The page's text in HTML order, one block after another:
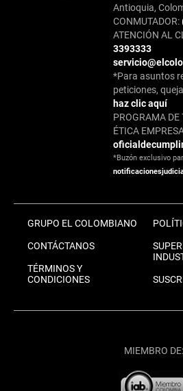
Antioquia,
CONMUTADOR:
ATENCIÓN AL
3393333
*Para asuntos
peticiones,
haz clic aquí
PROGRAMA DE
ÉTICA
*Buzón exclusivo
GRUPO EL COLOMBIANO
CONTÁCTANOS
TÉRMINOS Y
CONDICIONES
MIEMBRO DE: